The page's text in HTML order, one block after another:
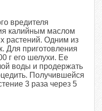
вредителя
калийным маслом
растений. Одним из
Для приготовления
г его шелухи. Ее
воды и продержать
Получившейся
3 раза через 5